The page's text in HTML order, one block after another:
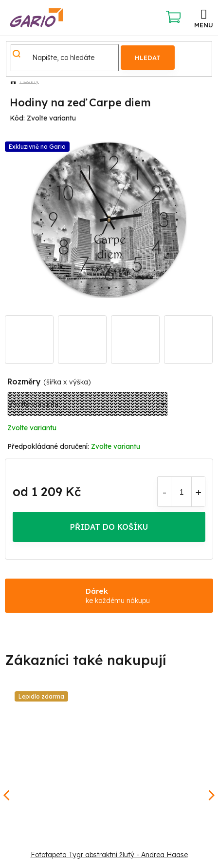
obsah
HLEDAT
NÁKUPNÍ
KOŠÍK
Hodiny
Hodiny na zeď Carpe diem
Kód: Zvolte variantu
Exkluzivně na Gario
Rozměry (šířka x výška)
Zvolte variantu
Zvolte variantu
od 1 209 Kč
cena:
PŘIDAT DO KOŠÍKU
Dárek
ke každému nákupu
Lepidlo zdarma
Fototapeta Tygr abstraktní žlutý - Andrea Haase